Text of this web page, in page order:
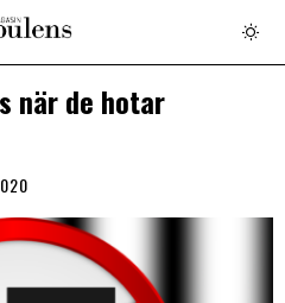
när de hotar